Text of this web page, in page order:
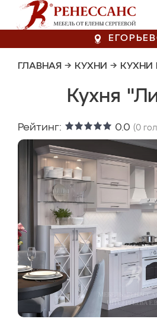
ГЛАВНАЯ → КУХНИ → КУХНИ
Кухня
Рейтинг: 0.0 (0